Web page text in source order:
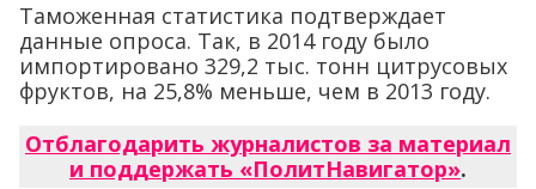
Таможенная статистика подтверждает
данные опроса. Так, в 2014 году было
импортировано 329,2 тыс. тонн цитрусовых
фруктов, на 25,8% меньше, чем в 2013 году.
Отблагодарить журналистов за материал
и поддержать «ПолитНавигатор».